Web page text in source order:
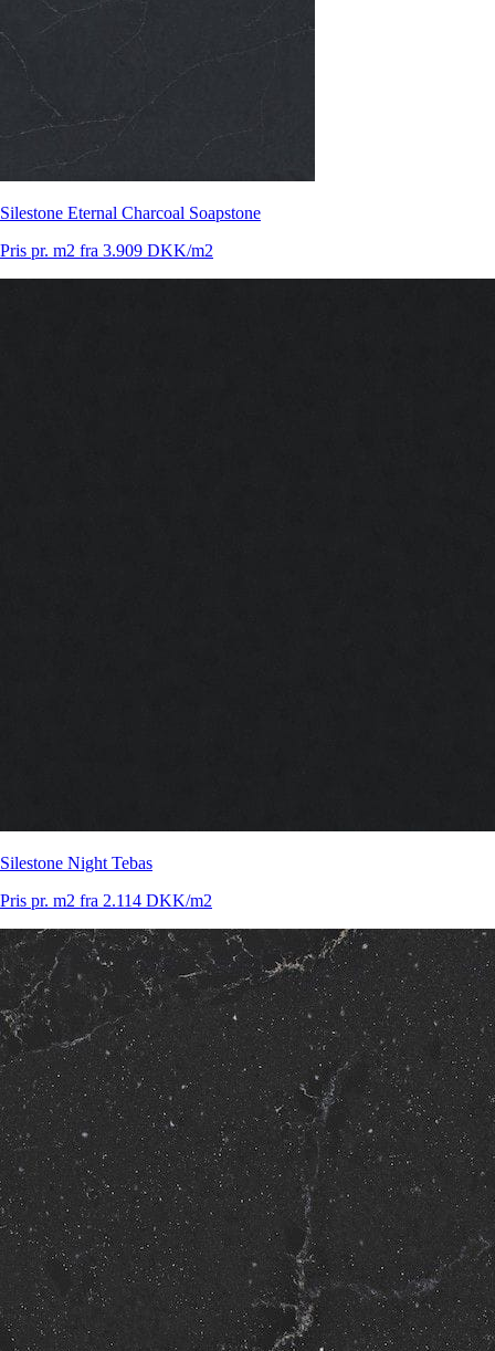
Silestone Eternal Charcoal Soapstone
Pris pr. m2 fra 3.909 DKK/m2
Silestone Night Tebas
Pris pr. m2 fra 2.114 DKK/m2